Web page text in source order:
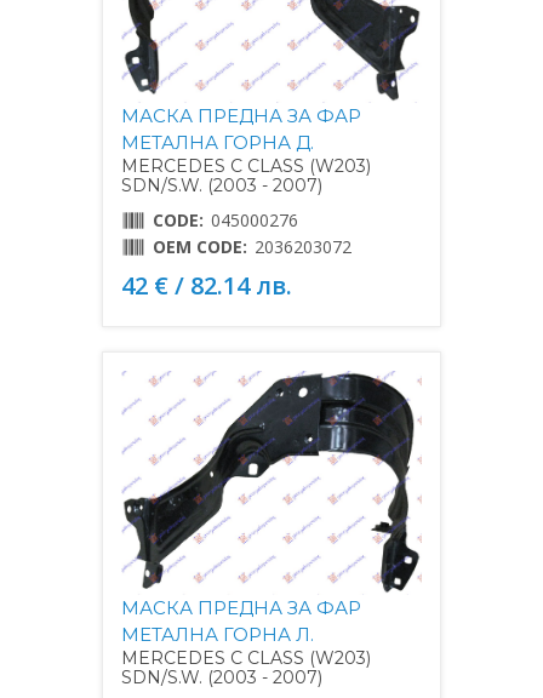
МАСКА ПРЕДНА ЗА ФАР
МЕТАЛНА ГОРНА Д.
MERCEDES C CLASS (W203)
SDN/S.W. (2003 - 2007)
CODE: 045000276
OEM CODE: 2036203072
42 € / 82.14 лв.
МАСКА ПРЕДНА ЗА ФАР
МЕТАЛНА ГОРНА Л.
MERCEDES C CLASS (W203)
SDN/S.W. (2003 - 2007)